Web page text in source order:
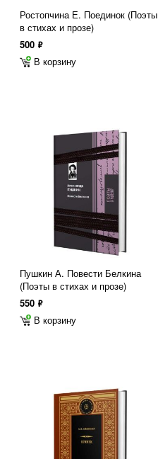
Ростопчина Е. Поединок (Поэты
в стихах и прозе)
500 ф
В корзину
Пушкин А. Повести Белкина
(Поэты в стихах и прозе)
550 ф
В корзину